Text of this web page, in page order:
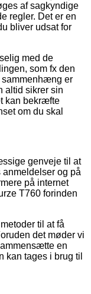
af sagkyndige
regler. Det er en
bliver udsat for
med de
som fx den
sammenhæng er
altid sikrer sin
kan bekræfte
om du skal
genveje til at
og på
på internet
T760 forinden
til at få
det møder vi
en
kan tages i brug til